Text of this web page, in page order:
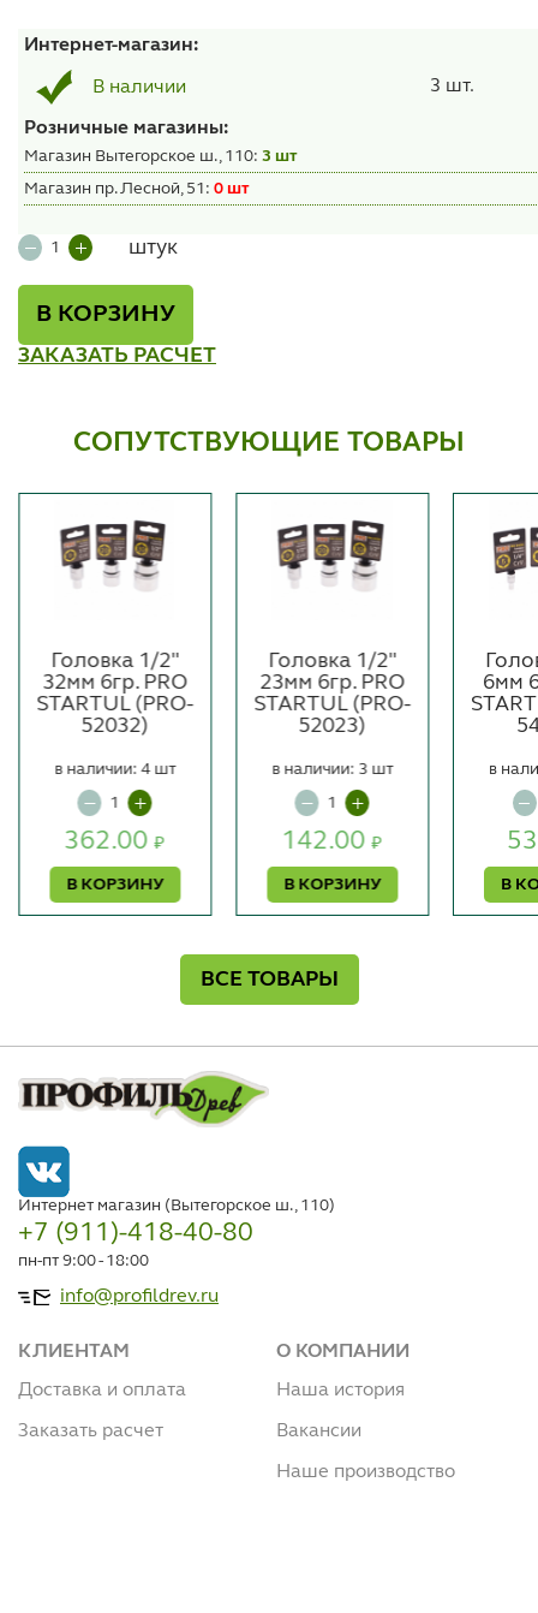
Интернет-магазин:
В наличии 3 шт.
Розничные магазины:
Магазин Вытегорское ш., 110: 3 шт
Магазин пр. Лесной, 51: 0 шт
штук
В КОРЗИНУ
ЗАКАЗАТЬ РАСЧЕТ
СОПУТСТВУЮЩИЕ ТОВАРЫ
Головка 1/2"
32мм 6гр. PRO
STARTUL (PRO-
52032)
362.00₽
В КОРЗИНУ
в наличии: 4 шт
Головка 1/2"
23мм 6гр. PRO
STARTUL (PRO-
52023)
142.00₽
В КОРЗИНУ
в наличии: 3 шт
6мм
В
в
ВСЕ ТОВАРЫ
Интернет магазин (Вытегорское ш., 110)
+7 (911)-418-40-80
пн-пт 9:00 - 18:00
info@profildrev.ru
КЛИЕНТАМ
Доставка и оплата
Заказать расчет
О КОМПАНИИ
Наша история
Вакансии
Наше производство